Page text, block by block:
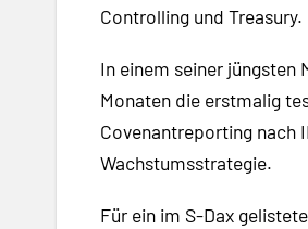
Controlling und Treasury.
In einem seiner jüngsten
Monaten die erstmalig
Covenantreporting nach
Wachstumsstrategie.
Für ein im S-Dax